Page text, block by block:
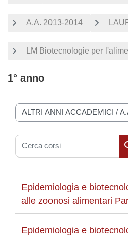
A.A. 2013-2014
LM Biotecnologie per
1° anno
Categorie di corso
Cerca corsi
Epidemiologia e
alle zoonosi alimentari
Epidemiologia e